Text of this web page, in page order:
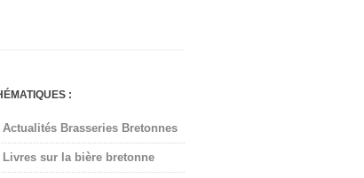
:
Actualités Brasseries Bretonnes
Livres sur la bière bretonne